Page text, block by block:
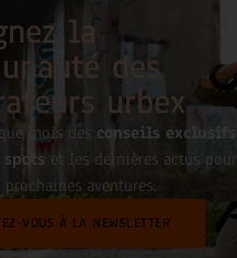
la
des
urbex
mois des conseils exclusifs
et les dernières actus pour
aventures.
VOUS À LA NEWSLETTER